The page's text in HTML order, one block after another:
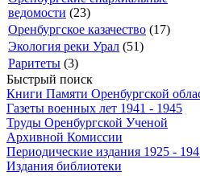
ведомости (23)
Оренбургское казачество (17)
Экология реки Урал (51)
Раритеты (3)
Быстрый поиск
Книги Памяти Оренбургской
Газеты военных лет 1941 - 1945
Труды Оренбургской Ученой
Архивной Комиссии
Периодические издания 1925 -
Издания библиотеки